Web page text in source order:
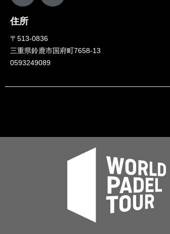
住所
〒513-0836
三重県鈴鹿市国府町7658-13
0593249089